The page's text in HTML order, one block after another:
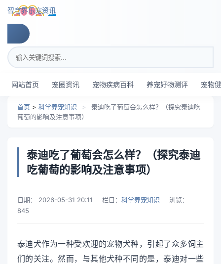
跳转到主要内容
智穹界乐宠资讯
搜索关键词
网站首页 宠圈资讯 宠物疾病百科 养宠好物测评 宠物
首页 > 科学养宠知识 >
泰迪吃了葡萄会怎么样？（探究泰迪吃
葡萄的影响及注意事项）
泰迪吃了葡萄会怎么样？（探究泰迪
吃葡萄的影响及注意事项）
日期： 2026-05-31 20:11 栏目： 科学养宠知识
浏览：
845
泰迪犬作为一种受欢迎的宠物犬种，引起了众多饲主
们的关注。然而，与其他犬种不同的是，泰迪对一些